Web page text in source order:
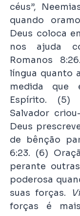
céus”,
quando
Deus coloca
nos ajuda
Romanos
língua quanto
medida que
Espírito. (5)
Salvador
Deus
de bênção
6:23. (6)
perante
poderosa
suas forças.
forças é